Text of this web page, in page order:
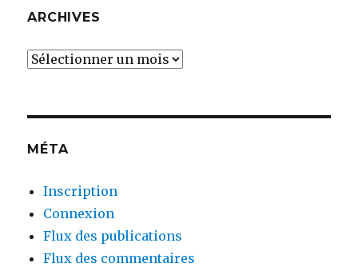
ARCHIVES
Archives
MÉTA
Inscription
Connexion
Flux des publications
Flux des commentaires